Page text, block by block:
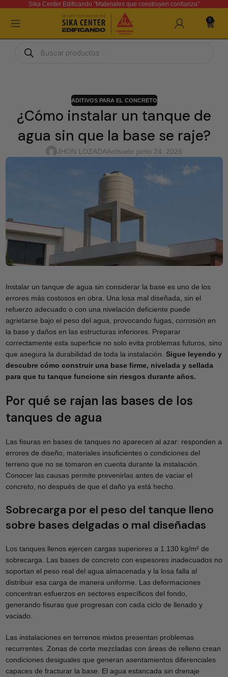
Sika Center Edificando "Materiales que construyen confianza"
0
ADITIVOS PARA EL CONCRETO
¿Cómo instalar un tanque de
agua sin que la base se raje?
JHON LOZADAActivado junio 24, 2026
Instalar un tanque de agua sin considerar la base es uno de los
errores más costosos en obra. Una losa mal diseñada, sin el
refuerzo adecuado o con una nivelación deficiente puede
agrietarse bajo el peso del agua, provocando fugas, corrosión en
la base y daños en las estructuras inferiores. Preparar
correctamente esta superficie no solo evita problemas futuros, sino
que asegura la durabilidad de toda la instalación. Sigue leyendo y
descubre cómo construir una base firme, nivelada y sellada
para que tu tanque funcione sin riesgos durante años.
Por qué se rajan las bases de los
tanques de agua
Las fisuras en bases de tanques no aparecen al azar: responden a
errores de diseño, materiales insuficientes o condiciones del
terreno que no se tomaron en cuenta durante la instalación.
Conocer las causas permite prevenirlas antes de vaciar el
concreto, no después de que el daño ya está hecho.
Sobrecarga por el peso del tanque lleno
sobre bases delgadas o mal diseñadas
Los tanques llenos ejercen cargas superiores a 1.130 kg/m² de
sobrecarga. Las bases de concreto con espesores inadecuados no
soportan el peso real del agua almacenada y la losa falla al
distribuir esa carga de manera uniforme. Las deformaciones
concentran esfuerzos en sectores específicos del fondo,
generando fisuras que progresan con cada ciclo de llenado y
vaciado.
Las instalaciones en terrenos mixtos presentan problemas
recurrentes. Zonas de corte mezcladas con áreas de relleno crean
condiciones desiguales que generan asentamientos diferenciales
capaces de fracturar la base. El agua estancada sin drenaje